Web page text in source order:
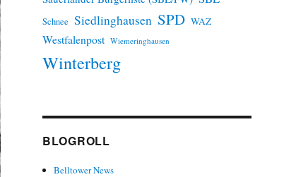
Schnee Siedlinghausen SPD WAZ
Westfalenpost Wiemeringhausen
Winterberg
BLOGROLL
Belltower News